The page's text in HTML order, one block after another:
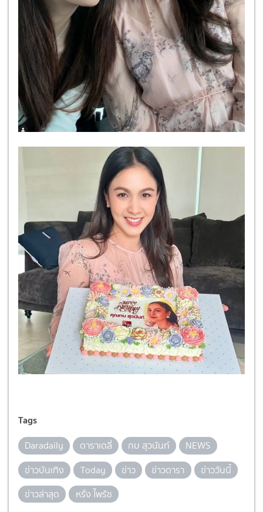
Tags
Daradaily ดาราเดลี่ กบ สุวนันท์
NEWS
ข่าวบันเทิง
Today ข่าว ข่าวดารา
ข่าววันนี้
ข่าวล่าสุด
หรั่ง ไพรัช